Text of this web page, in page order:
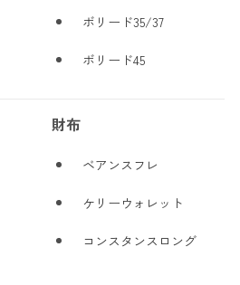
ボリード35/37
ボリード45
財布
ベアンスフレ
ケリーウォレット
コンスタンスロング